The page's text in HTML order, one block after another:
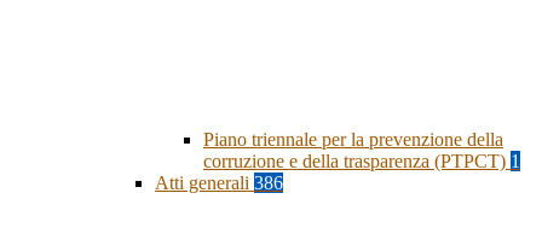
Piano triennale per la prevenzione della
corruzione e della trasparenza (PTPCT) 1
Atti generali 386